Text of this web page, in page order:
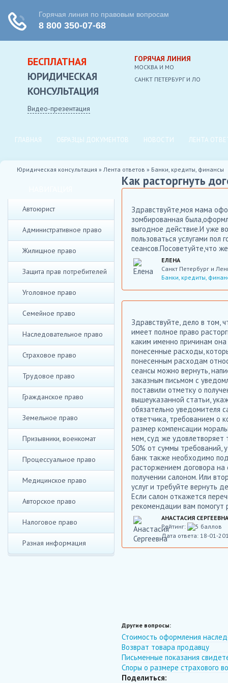
БЕСПЛАТНАЯ
ЮРИДИЧЕСКАЯ
КОНСУЛЬТАЦИЯ
Видео-презентация
ГОРЯЧАЯ ЛИНИЯ
МОСКВА И МО
CАНКТ ПЕТЕРБУРГ И ЛО
ГЛАВНАЯ ОБРАЗЦЫ ДОКУМЕНТОВ НОВОСТИ ЛЕНТА
Юридическая консультация » Лента ответов » Банки, кредиты, финансы
Автоюрист
Административное право
Жилищное право
Защита прав потребителей
Уголовное право
Семейное право
Наследовательное право
Страховое право
Трудовое право
Гражданское право
Земельное право
Призывники, военкомат
Процессуальное право
Медицинское право
Авторское право
Налоговое право
Разная информация
Как расторгнуть
Здравствуйте,моя мама
зомбированная
выгодное действие.И уже
пользоваться услугами
сеансов.Посоветуйте,что
ЕЛЕНА
Санкт Петербург и
Банки, кредиты,
Здравствуйте, дело в том,
имеет полное право
каким именно причинам
понесенные расходы,
понесенным расходам
сеансы можно вернуть,
заказным письмом с
поставили отметку о
вышеуказанной статьи,
обязательно уведомителя
ответчика, требованием о
размер компенсации
нем, суд же удовлетворяет
50% от суммы требований,
банк также необходимо
расторжением договора на
получении салоном. Или
услуг и требуйте вернуть
Если салон откажется
рекомендации вам помогут
АНАСТАСИЯ СЕРГЕЕВНА
Рейтинг:
Дата ответа: 18-01-
Другие вопросы:
Стоимость оформления
Возврат товара продавцу
Письменные показания
Споры о размере страхового
Поделиться: